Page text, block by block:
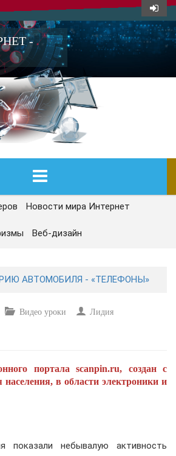
-
Новости мира Интернет
Веб-дизайн
АВТОМОБИЛЯ - «ТЕЛЕФОНЫ»
Видео уроки
Лидия
портала scanpin.ru, создан с
в области электроники и
показали небывалую активность